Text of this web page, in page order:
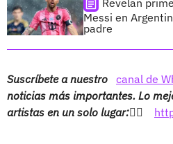
Messi en
padre
Suscríbete a nuestro canal de
noticias más importantes. Lo
artistas en un solo lugar:👉🏻